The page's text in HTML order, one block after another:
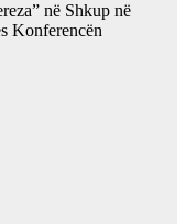
në Shkup në
Konferencën